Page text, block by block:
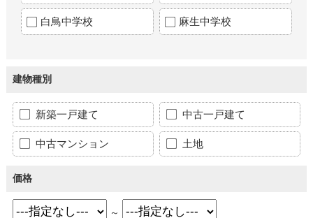
白鳥中学校 麻生中学校
建物種別
新築一戸建て 中古一戸建て
中古マンション 土地
価格
～